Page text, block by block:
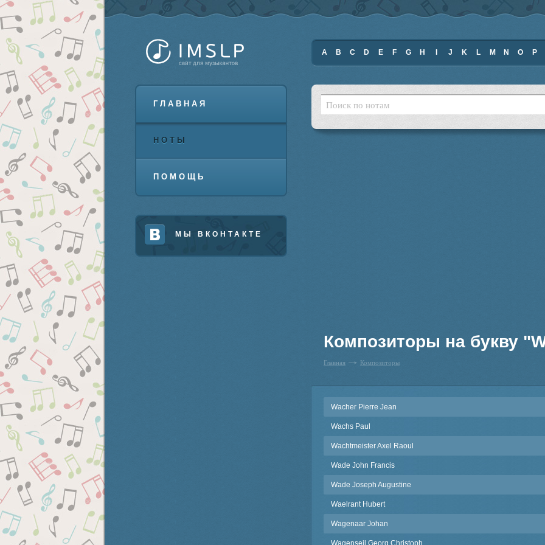
ГЛАВНАЯ
НОТЫ
ПОМОЩЬ
МЫ ВКОНТАКТЕ
A B C D E F G H J K L M N O P
Композиторы на букву
Главная Композиторы
Wacher Pierre Jean
Wachs Paul
Wachtmeister Axel Raoul
Wade John Francis
Wade Joseph Augustine
Waelrant Hubert
Wagenaar Johan
Wagenseil Georg Christoph